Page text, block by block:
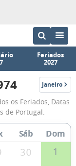
Feriados
2027
Janeiro
1975
os Feriados, Datas
de Portugal.
Sáb Dom
30
1